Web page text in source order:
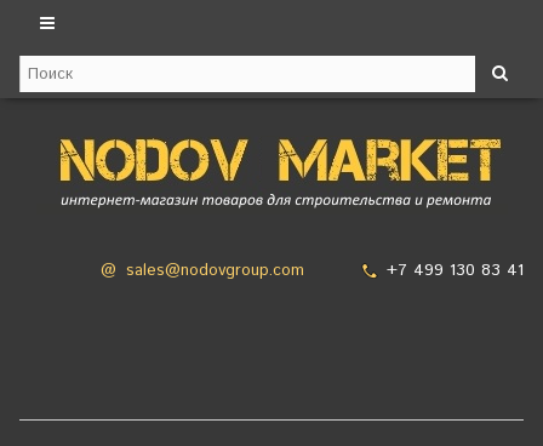
@ sales@nodovgroup.com +7 499 130 83 41